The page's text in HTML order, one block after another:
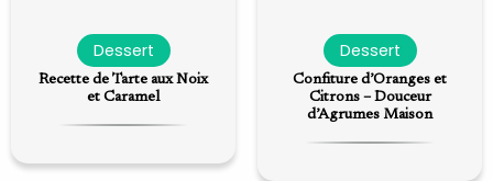
Dessert
Recette de Tarte aux Noix
et Caramel
Dessert
Confiture d’Oranges et
Citrons – Douceur
d’Agrumes Maison